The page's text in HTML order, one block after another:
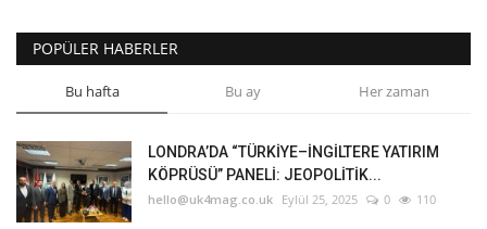
POPÜLER HABERLER
Bu hafta Bu ay Her zaman
LONDRA’DA “TÜRKİYE–İNGİLTERE YATIRIM
KÖPRÜSÜ” PANELİ: JEOPOLİTİK...
hello@uk4mag.co.uk Eylül 25, 2025 0 110